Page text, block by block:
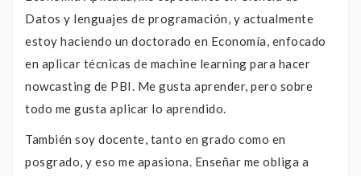
Datos y lenguajes de programación, y actualmente
estoy haciendo un doctorado en Economía, enfocado
en aplicar técnicas de machine learning para hacer
nowcasting de PBI. Me gusta aprender, pero sobre
todo me gusta aplicar lo aprendido.
También soy docente, tanto en grado como en
posgrado, y eso me apasiona. Enseñar me obliga a